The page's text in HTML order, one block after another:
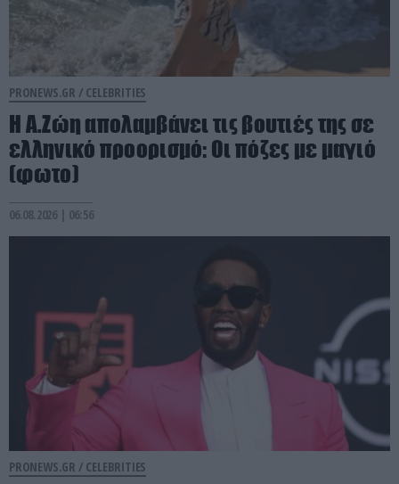
PRONEWS.GR / CELEBRITIES
Η Α.Ζώη απολαμβάνει τις βουτιές της σε
ελληνικό προορισμό: Οι πόζες με μαγιό
(φωτο)
06.08.2026 | 06:56
PRONEWS.GR / CELEBRITIES